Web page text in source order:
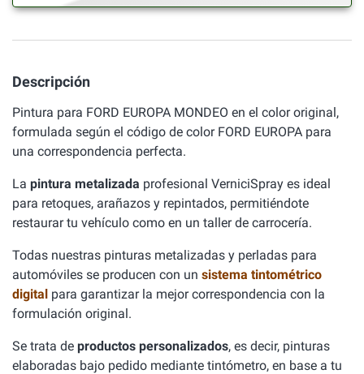
Descripción
Pintura para FORD EUROPA MONDEO en el color original,
formulada según el código de color FORD EUROPA para
una correspondencia perfecta.
La pintura metalizada profesional VerniciSpray es ideal
para retoques, arañazos y repintados, permitiéndote
restaurar tu vehículo como en un taller de carrocería.
Todas nuestras pinturas metalizadas y perladas para
automóviles se producen con un sistema tintométrico
digital para garantizar la mejor correspondencia con la
formulación original.
Se trata de productos personalizados, es decir, pinturas
elaboradas bajo pedido mediante tintómetro, en base a tu